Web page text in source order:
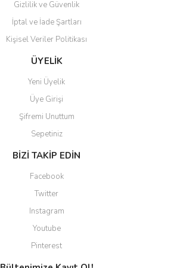
Gönder
Gizlilik ve Güvenlik
İptal ve İade Şartları
Kişisel Veriler Politikası
ÜYELİK
Yeni Üyelik
Üye Girişi
Şifremi Unuttum
Sepetiniz
BİZİ TAKİP EDİN
Facebook
Twitter
Instagram
Youtube
Pinterest